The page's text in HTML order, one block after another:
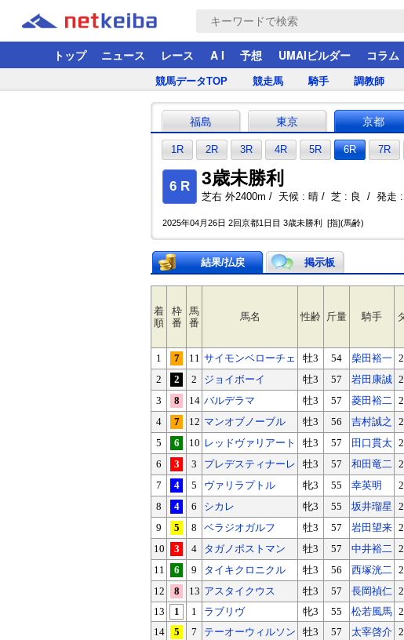
トップ ニュース レース A I 予想 UMAIビルダー コラム
競馬データTOP 競走馬 騎手 調教師
福島 東京 京都
1R 2R 3R 4R 5R 6R 7R
6 R 3歳未勝利
芝右 外2400m / 天候 : 晴 / 芝 : 良 / 発走 :
2025年04月26日 2回京都1日目 3歳未勝利 [指](馬齢)
結果/払戻 掲示板
着
順
枠
番
馬
番
馬名 性齢 斤量 騎手
1 7 11 サイモンベローチェ 牡3 54 柴田裕一
2
2 2 ジョイボーイ 牡3 57 岩田康誠
3
8 14 バルデラマ 牡3 57 菱田裕二
4
7 12 マンオブノーブル 牡3 56 吉村誠之
5
6 10 レッドヴァリアート 牡3 57 田口貫太
6
3 3 プレデスティナーレ 牡3 57 和田竜二
7
4 5 ヴァリラプトル 牝3 55 幸英明
8
4 6 シカレ 牝3 55 坂井瑠星
9
5 8 ベラジオガルフ 牡3 57 岩田望来
10
3 4 タガノポストマン 牡3 57 中井裕二
11
6 9 タイキクロニクル 牡3 56 西塚洸二
12
8 13 アスタイクウス 牡3 57 長岡禎仁
13
1 1 ラブリヴ 牝3 55 松若風馬
14
5 7 テーオーウィルソン 牡3 57 太宰啓介